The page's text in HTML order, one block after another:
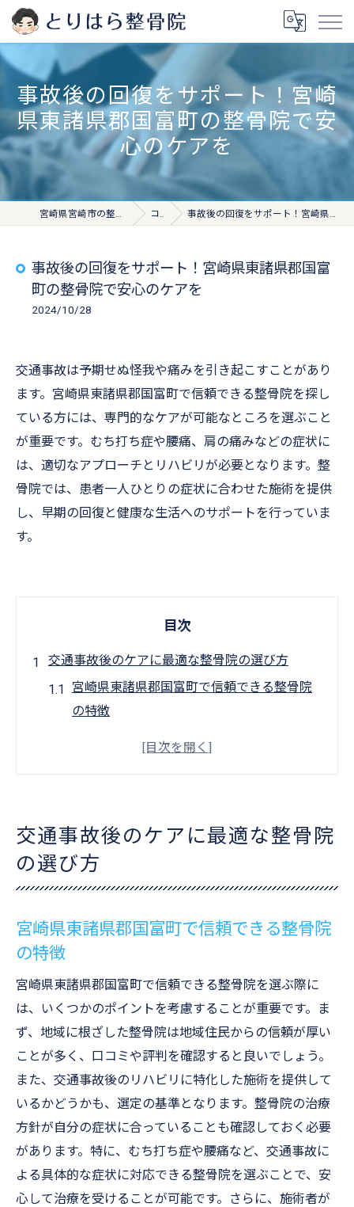
事故後の回復をサポート！宮崎
県東諸県郡国富町の整骨院で安
心のケアを
宮崎県宮崎市の整骨院ならとりはら整骨院 コラム 事故後の回復をサポート！宮崎県東諸県郡国富町の整骨院で安心のケアを
事故後の回復をサポート！宮崎県東諸県郡国富
町の整骨院で安心のケアを
2024/10/28
交通事故は予期せぬ怪我や痛みを引き起こすことがあり
ます。宮崎県東諸県郡国富町で信頼できる整骨院を探し
ている方には、専門的なケアが可能なところを選ぶこと
が重要です。むち打ち症や腰痛、肩の痛みなどの症状に
は、適切なアプローチとリハビリが必要となります。整
骨院では、患者一人ひとりの症状に合わせた施術を提供
し、早期の回復と健康な生活へのサポートを行っていま
す。
目次
交通事故後のケアに最適な整骨院の選び方
宮崎県東諸県郡国富町で信頼できる整骨院
の特徴
交通事故後の症状に合った整骨院の選び方
保険対応の整骨院を選ぶ際のポイント
整骨院での専門的ケアが交通事故後の回復を加
むち打ち症に効果的な整骨院でのアプロー
整骨院での肩の痛みへのケアの実際
整骨院でのリハビリが持つ重要性
交通事故後の痛みを緩和する整骨院の技術
整骨院での施術が自然治癒力を高める理由
宮崎県東諸県郡国富町の整骨院で受けられる交
通事故後のリハビリ
リハビリの流れと整骨院でのサポート
交通事故後のリハビリにおける整骨院の役
交通事故後のケアに最適な整骨院
の選び方
宮崎県東諸県郡国富町で信頼できる整骨院
の特徴
宮崎県東諸県郡国富町で信頼できる整骨院を選ぶ際に
は、いくつかのポイントを考慮することが重要です。ま
ず、地域に根ざした整骨院は地域住民からの信頼が厚い
ことが多く、口コミや評判を確認すると良いでしょう。
また、交通事故後のリハビリに特化した施術を提供して
いるかどうかも、選定の基準となります。整骨院の治療
方針が自分の症状に合っていることも確認しておく必要
があります。特に、むち打ち症や腰痛など、交通事故に
よる具体的な症状に対応できる整骨院を選ぶことで、安
心して治療を受けることが可能です。さらに、施術者が